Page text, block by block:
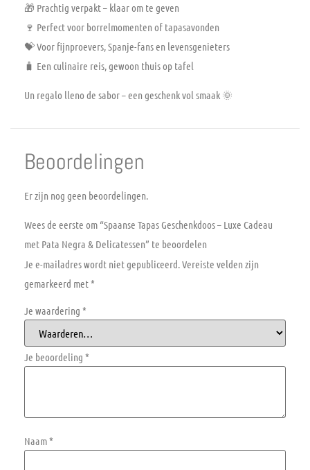
🎁 Prachtig verpakt – klaar om te geven
🍷 Perfect voor borrelmomenten of tapasavonden
💝 Voor fijnproevers, Spanje-fans en levensgenieters
🧳 Een culinaire reis, gewoon thuis op tafel
Un regalo lleno de sabor– een geschenk vol smaak 🌞
Beoordelingen
Er zijn nog geen beoordelingen.
Wees de eerste om “Spaanse Tapas Geschenkdoos – Luxe Cadeau
met Pata Negra & Delicatessen” te beoordelen
Je e-mailadres wordt niet gepubliceerd.Vereiste velden zijn
gemarkeerd met*
Je waardering *
Je beoordeling *
Naam*